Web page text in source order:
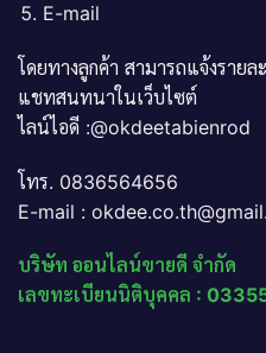
E-mail
โดยทางลูกค้า สามารถแจ้งรายล
แชทสนทนาในเว็บไซต์
ไลน์ไอดี :@okdeetabienrod
โทร. 0836564656
E-mail :
บริษัท ออนไลน์ขายดี จำกัด
เลขทะเบียนนิติบุคคล :